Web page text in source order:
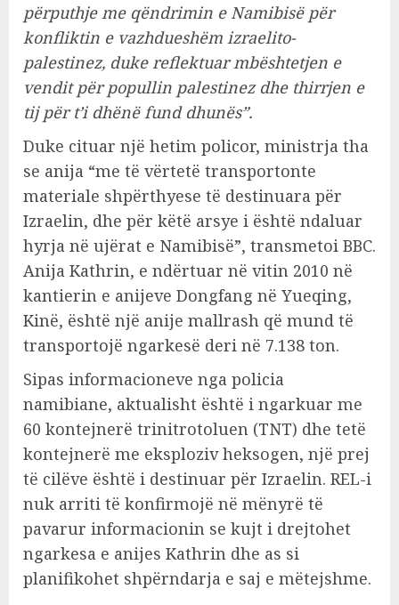
përputhje me qëndrimin e Namibisë për
konfliktin e vazhdueshëm izraelito-
palestinez, duke reflektuar mbështetjen e
vendit për popullin palestinez dhe thirrjen e
tij për t’i dhënë fund dhunës”.
Duke cituar një hetim policor, ministrja tha
se anija “me të vërtetë transportonte
materiale shpërthyese të destinuara për
Izraelin, dhe për këtë arsye i është ndaluar
hyrja në ujërat e Namibisë”, transmetoi BBC.
Anija Kathrin, e ndërtuar në vitin 2010 në
kantierin e anijeve Dongfang në Yueqing,
Kinë, është një anije mallrash që mund të
transportojë ngarkesë deri në 7.138 ton.
Sipas informacioneve nga policia
namibiane, aktualisht është i ngarkuar me
60 kontejnerë trinitrotoluen (TNT) dhe tetë
kontejnerë me eksploziv heksogen, një prej
të cilëve është i destinuar për Izraelin. REL-i
nuk arriti të konfirmojë në mënyrë të
pavarur informacionin se kujt i drejtohet
ngarkesa e anijes Kathrin dhe as si
planifikohet shpërndarja e saj e mëtejshme.